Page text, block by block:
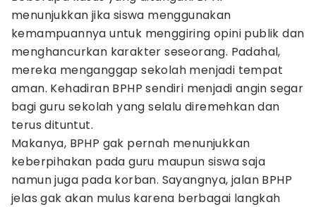
menunjukkan jika siswa menggunakan
kemampuannya untuk menggiring opini publik dan
menghancurkan karakter seseorang. Padahal,
mereka menganggap sekolah menjadi tempat
aman. Kehadiran BPHP sendiri menjadi angin segar
bagi guru sekolah yang selalu diremehkan dan
terus dituntut.
Makanya, BPHP gak pernah menunjukkan
keberpihakan pada guru maupun siswa saja
namun juga pada korban. Sayangnya, jalan BPHP
jelas gak akan mulus karena berbagai langkah